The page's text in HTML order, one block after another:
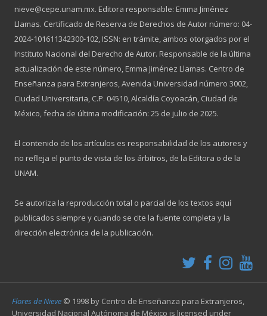
nieve@cepe.unam.mx. Editora responsable: Emma Jiménez
Llamas. Certificado de Reserva de Derechos de Autor número: 04-
2024-101611342300-102, ISSN: en trámite, ambos otorgados por el
Instituto Nacional del Derecho de Autor. Responsable de la última
actualización de este número, Emma Jiménez Llamas. Centro de
Enseñanza para Extranjeros, Avenida Universidad número 3002,
Ciudad Universitaria, C.P. 04510, Alcaldía Coyoacán, Ciudad de
México, fecha de última modificación: 25 de julio de 2025.
El contenido de los artículos es responsabilidad de los autores y
no refleja el punto de vista de los árbitros, de la Editora o de la
UNAM.
Se autoriza la reproducción total o parcial de los textos aquí
publicados siempre y cuando se cite la fuente completa y la
dirección electrónica de la publicación.
Flores de Nieve © 1998 by Centro de Enseñanza para Extranjeros,
Universidad Nacional Autónoma de México is licensed under